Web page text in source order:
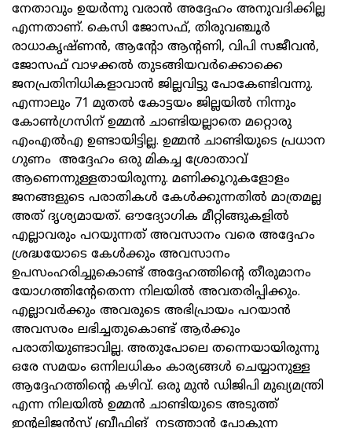
നേതാവും ഉയര്‍ന്നു വരാന്‍ അദ്ദേഹം അനുവദിക്കില്ല
എന്നതാണ്. കെസി ജോസഫ്, തിരുവഞ്ചൂര്‍
രാധാകൃഷ്ണന്‍, ആന്റോ ആന്റണി, വിപി സജീവന്‍,
ജോസഫ് വാഴക്കല്‍ തുടങ്ങിയവര്‍ക്കൊക്കെ
ജനപ്രതിനിധികളാവാന്‍ ജില്ലവിട്ടു പോകേണ്ടിവന്നു.
എന്നാലും 71 മുതല്‍ കോട്ടയം ജില്ലയില്‍ നിന്നും
കോണ്‍ഗ്രസിന് ഉമ്മന്‍ ചാണ്ടിയല്ലാതെ മറ്റൊരു
എംഎല്‍എ ഉണ്ടായിട്ടില്ല. ഉമ്മന്‍ ചാണ്ടിയുടെ പ്രധാന
ഗുണം അദ്ദേഹം ഒരു മികച്ച ശ്രോതാവ്
ആണെന്നുള്ളതായിരുന്നു. മണിക്കൂറുകളോളം
ജനങ്ങളുടെ പരാതികള്‍ കേള്‍ക്കുന്നതില്‍ മാത്രമല്ല
അത് ദൃശ്യമായത്. ഔദ്യോഗിക മീറ്റിങ്ങുകളില്‍
എല്ലാവരും പറയുന്നത് അവസാനം വരെ അദ്ദേഹം
ശ്രദ്ധയോടെ കേള്‍ക്കും അവസാനം
ഉപസംഹരിച്ചുകൊണ്ട് അദ്ദേഹത്തിന്റെ തീരുമാനം
യോഗത്തിന്റേതെന്ന നിലയില്‍ അവതരിപ്പിക്കും.
എല്ലാവര്‍ക്കും അവരുടെ അഭിപ്രായം പറയാന്‍
അവസരം ലഭിച്ചതുകൊണ്ട് ആര്‍ക്കും
പരാതിയുണ്ടാവില്ല. അതുപോലെ തന്നെയായിരുന്നു
ഒരേ സമയം ഒന്നിലധികം കാര്യങ്ങള്‍ ചെയ്യാനുള്ള
ആദ്ദേഹത്തിന്റെ കഴിവ്. ഒരു മുന്‍ ഡിജിപി മുഖ്യമന്ത്രി
എന്ന നിലയില്‍ ഉമ്മന്‍ ചാണ്ടിയുടെ അടുത്ത്
ഇന്റലിജന്‍സ് ബ്രീഫിങ് നടത്താന്‍ പോകുന്ന